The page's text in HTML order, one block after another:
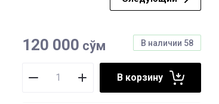
В наличии 58
120 000 сўм
В корзину